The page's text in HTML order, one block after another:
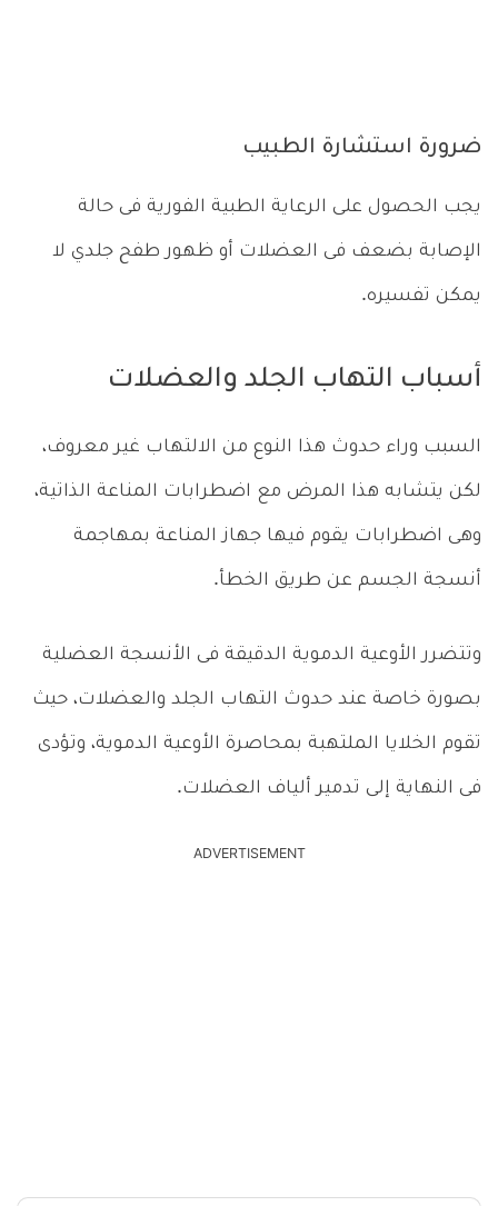
ضرورة استشارة الطبيب
يجب الحصول على الرعاية الطبية الفورية فى حالة
الإصابة بضعف فى العضلات أو ظهور طفح جلدي لا
يمكن تفسيره.
أسباب التهاب الجلد والعضلات
السبب وراء حدوث هذا النوع من الالتهاب غير معروف،
لكن يتشابه هذا المرض مع اضطرابات المناعة الذاتية،
وهى اضطرابات يقوم فيها جهاز المناعة بمهاجمة
أنسجة الجسم عن طريق الخطأ.
وتتضرر الأوعية الدموية الدقيقة فى الأنسجة العضلية
بصورة خاصة عند حدوث التهاب الجلد والعضلات، حيث
تقوم الخلايا الملتهبة بمحاصرة الأوعية الدموية، وتؤدى
فى النهاية إلى تدمير ألياف العضلات.
ADVERTISEMENT